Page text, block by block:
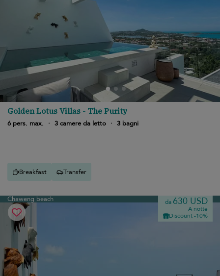
Golden Lotus Villas - The Purity
6 pers. max. · 3 camere da letto · 3 bagni
Breakfast Transfer
Chaweng beach da 630 USD
A notte
Discount -10%